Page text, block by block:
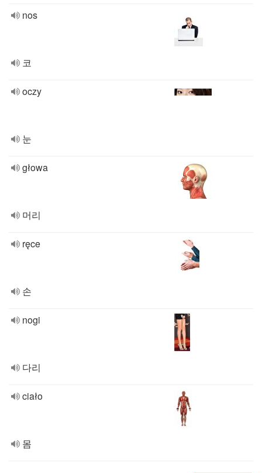
nos
코
oczy
눈
głowa
머리
ręce
손
nogi
다리
ciało
몸